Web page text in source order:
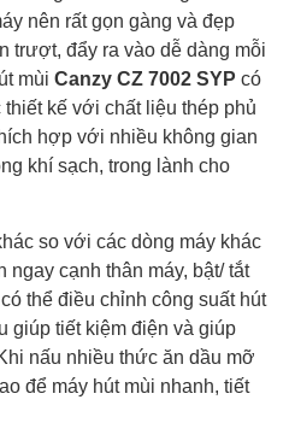
nên rất gọn gàng và đẹp
trượt, đẩy ra vào dễ dàng mỗi
mùi Canzy CZ 7002 SYP có
kế với chất liệu thép phủ
hợp với nhiều không gian
khí sạch, trong lành cho
so với các dòng máy khác
ngay cạnh thân máy, bật/ tắt
thể điều chỉnh công suất hút
giúp tiết kiệm điện và giúp
nấu nhiều thức ăn dầu mỡ
để máy hút mùi nhanh, tiết